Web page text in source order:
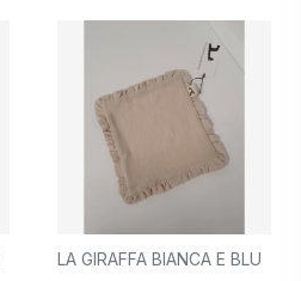
LA GIRAFFA BIANCA E BLU